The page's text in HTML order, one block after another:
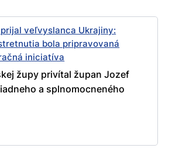
veľvyslanca Ukrajiny:
bola pripravovaná
iniciatíva
župy privítal župan Jozef
a splnomocneného